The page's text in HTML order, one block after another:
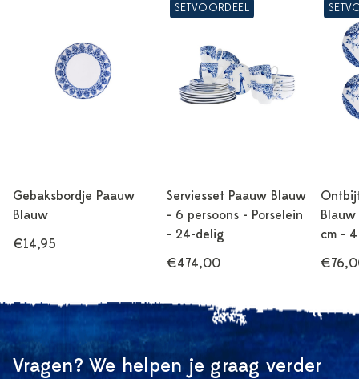
Gebaksbordje Paauw
Blauw
€14,95
SETVOORDEEL
Serviesset Paauw Blauw
- 6 persoons - Porselein
- 24-delig
€474,00
cm -
Vragen? We helpen je graag verder